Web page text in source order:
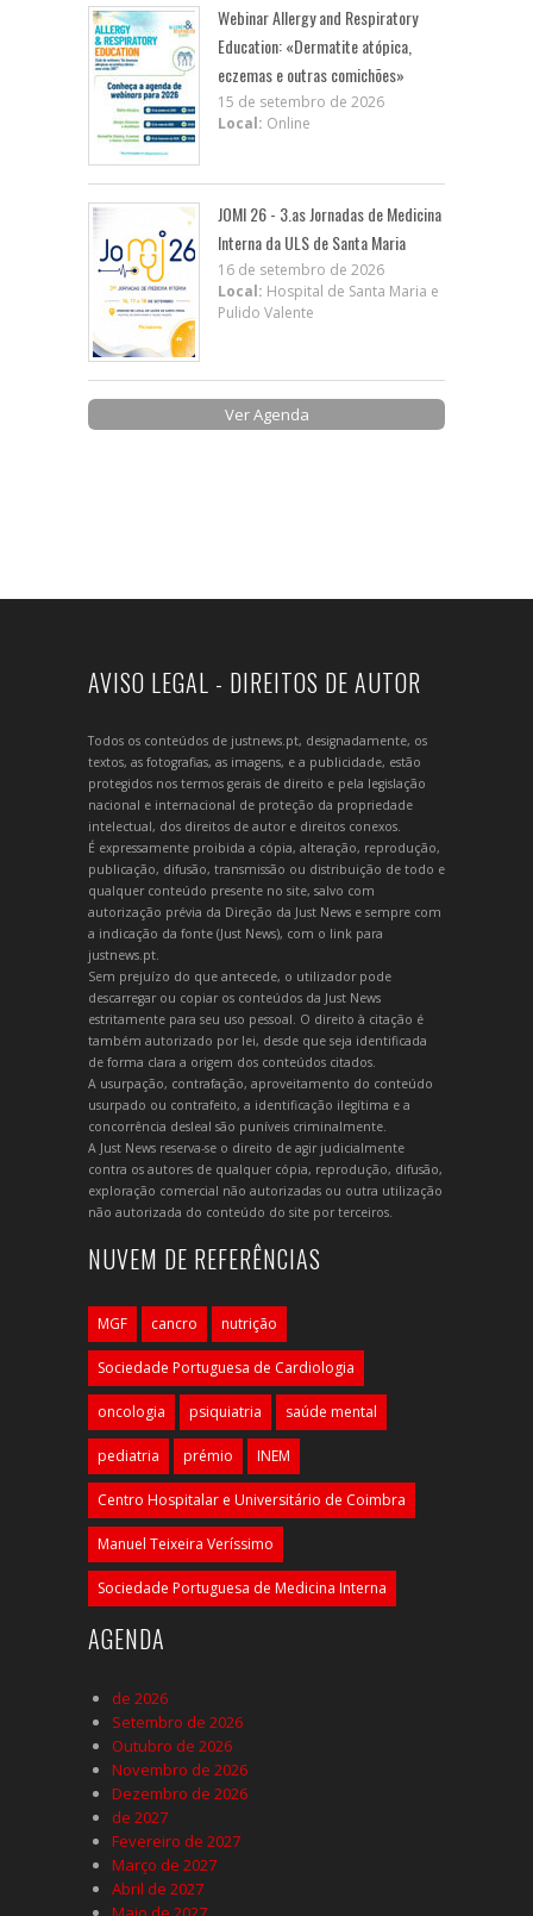
Webinar Allergy and Respiratory
Education: «Dermatite atópica,
eczemas e outras comichões»
15 de setembro de 2026
Local: Online
JOMI 26 - 3.as Jornadas de Medicina
Interna da ULS de Santa Maria
16 de setembro de 2026
Local: Hospital de Santa Maria e
Pulido Valente
Ver Agenda
AVISO LEGAL - DIREITOS DE AUTOR
Todos os conteúdos de justnews.pt, designadamente, os
textos, as fotografias, as imagens, e a publicidade, estão
protegidos nos termos gerais de direito e pela legislação
nacional e internacional de proteção da propriedade
intelectual, dos direitos de autor e direitos conexos.
É expressamente proibida a cópia, alteração, reprodução,
publicação, difusão, transmissão ou distribuição de todo e
qualquer conteúdo presente no site, salvo com
autorização prévia da Direção da Just News e sempre com
a indicação da fonte (Just News), com o link para
justnews.pt.
Sem prejuízo do que antecede, o utilizador pode
descarregar ou copiar os conteúdos da Just News
estritamente para seu uso pessoal. O direito à citação é
também autorizado por lei, desde que seja identificada
de forma clara a origem dos conteúdos citados.
A usurpação, contrafação, aproveitamento do conteúdo
usurpado ou contrafeito, a identificação ilegítima e a
concorrência desleal são puníveis criminalmente.
A Just News reserva-se o direito de agir judicialmente
contra os autores de qualquer cópia, reprodução, difusão,
exploração comercial não autorizadas ou outra utilização
não autorizada do conteúdo do site por terceiros.
NUVEM DE REFERÊNCIAS
MGF cancro nutrição
Sociedade Portuguesa de Cardiologia
oncologia psiquiatria saúde mental
pediatria prémio INEM
Centro Hospitalar e Universitário de Coimbra
Manuel Teixeira Veríssimo
Sociedade Portuguesa de Medicina Interna
AGENDA
de 2026
Setembro de 2026
Outubro de 2026
Novembro de 2026
Dezembro de 2026
de 2027
Fevereiro de 2027
Março de 2027
Abril de 2027